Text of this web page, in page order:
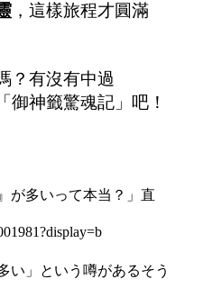
，這樣旅程才圓滿
？有沒有中過
御神籤驚魂記」吧！
が多いって本当？」直
い」という噂があるそう